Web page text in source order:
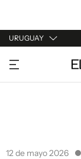
URUGUAY
URUGUAY
ARGENTINA
12 de mayo 2026